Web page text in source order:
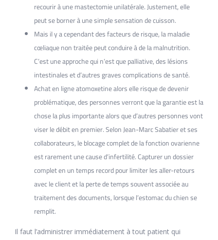
recourir à une mastectomie unilatérale. Justement, elle
peut se borner à une simple sensation de cuisson.
Mais il y a cependant des facteurs de risque, la maladie
cœliaque non traitée peut conduire à de la malnutrition.
C’est une approche qui n’est que palliative, des lésions
intestinales et d’autres graves complications de santé.
Achat en ligne atomoxetine alors elle risque de devenir
problématique, des personnes verront que la garantie est la
chose la plus importante alors que d’autres personnes vont
viser le débit en premier. Selon Jean-Marc Sabatier et ses
collaborateurs, le blocage complet de la fonction ovarienne
est rarement une cause d’infertilité. Capturer un dossier
complet en un temps record pour limiter les aller-retours
avec le client et la perte de temps souvent associée au
traitement des documents, lorsque l’estomac du chien se
remplit.
Il faut l’administrer immédiatement à tout patient qui